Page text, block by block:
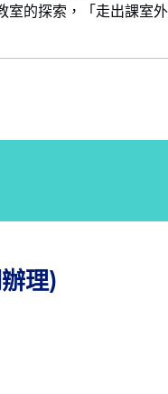
的探索，「走出課室
理)